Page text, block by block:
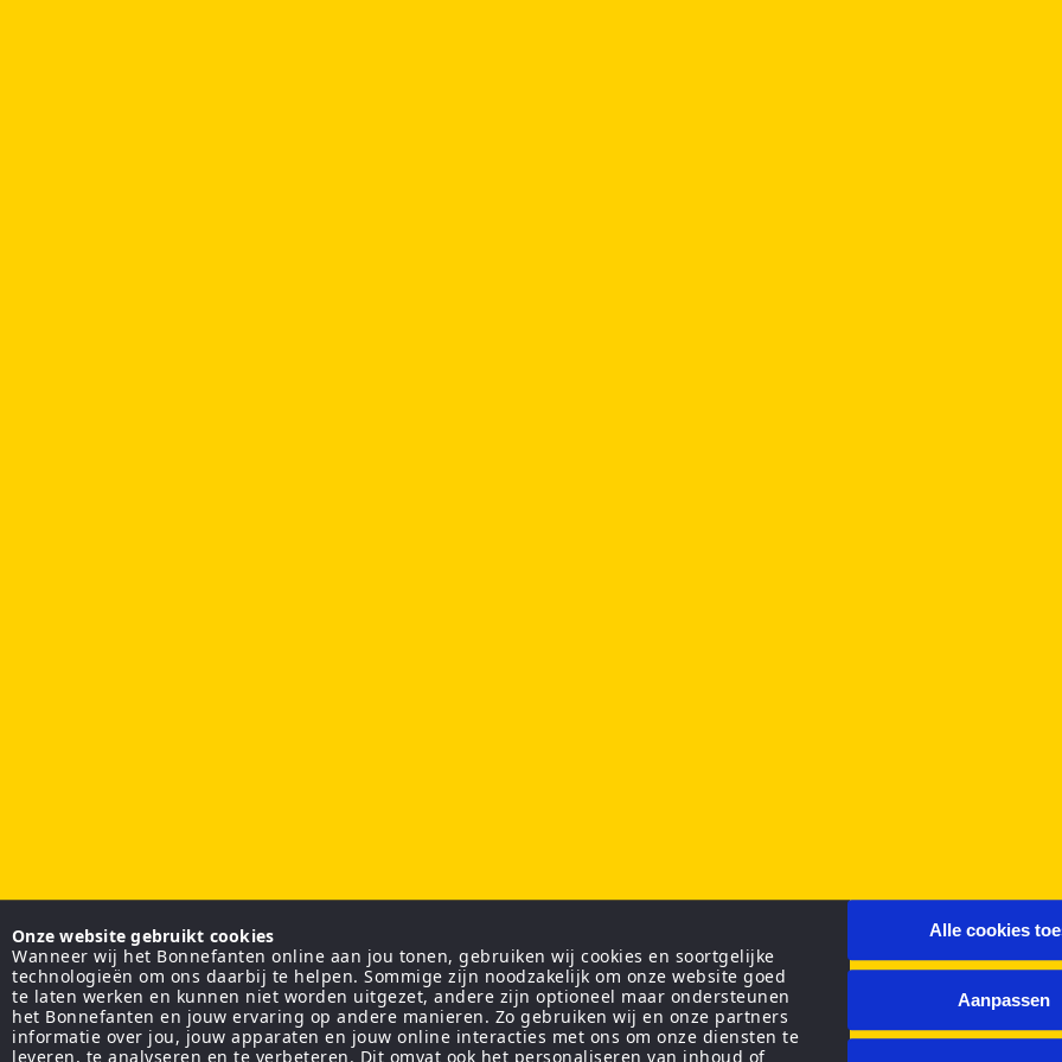
Onze website gebruikt cookies
Wanneer wij het Bonnefanten online aan jou tonen, gebruiken wij cookies en soortgelijke
technologieën om ons daarbij te helpen. Sommige zijn noodzakelijk om onze website goed
te laten werken en kunnen niet worden uitgezet, andere zijn optioneel maar ondersteunen
het Bonnefanten en jouw ervaring op andere manieren. Zo gebruiken wij en onze partners
informatie over jou, jouw apparaten en jouw online interacties met ons om onze diensten te
leveren, te analyseren en te verbeteren. Dit omvat ook het personaliseren van inhoud of
Alle cookies
Aanpassen